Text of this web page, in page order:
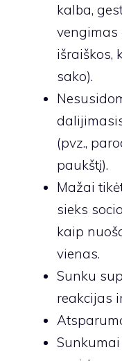
kalba,
vengimas
išraiškos,
sako).
(pvz.,
paukštį).
Mažai
sieks
kaip
vienas.
Sunku
reakcijas